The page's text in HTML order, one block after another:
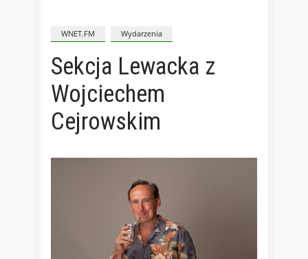
WNET.FM Wydarzenia
Sekcja Lewacka z
Wojciechem
Cejrowskim